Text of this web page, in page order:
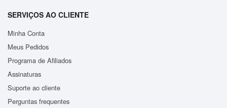
tratamento das roupas. Transforme sua rotina de passar
roupas com este ferro versátil e de alta qualidade.
SERVIÇOS AO CLIENTE
Minha Conta
Meus Pedidos
Programa de Afiliados
Assinaturas
Suporte ao cliente
Perguntas frequentes